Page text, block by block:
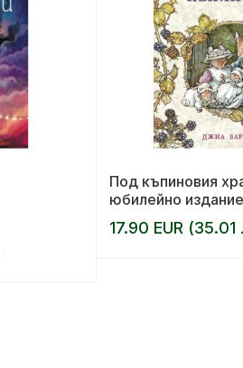
Под къпиновия
юбилейно
17.90 EUR (35.01